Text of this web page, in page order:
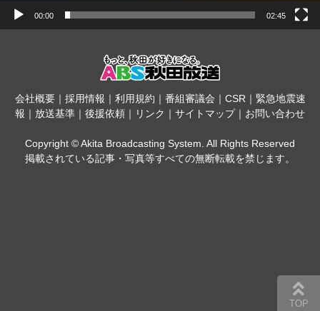
00:00 02:45
会社概要｜ 採用情報 ｜ 利用規約 ｜ 番組審議会 ｜ CSR｜ 緊急地震速
報 ｜ 放送基準 ｜ 後援依頼 ｜ リンク ｜ サイトマップ｜ お問い合わせ
Copyright © Akita Broadcasting System. All Rights Reserved
掲載されている記事・写真等すべての無断転載を禁じます。